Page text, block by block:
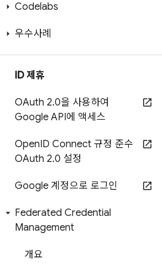
Codelabs
우수사례
ID 제휴
OAuth 2.0을 사용하여
Google API에 액세스
OpenID Connect 규정 준수
OAuth 2.0 설정
Google 계정으로 로그인
Federated Credential
Management
개요